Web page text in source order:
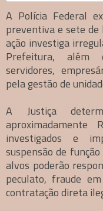
A Polícia Federal
preventiva e sete de
ação investiga
Prefeitura, além
servidores,
pela gestão de
A Justiça
investigados e
suspensão de
alvos poderão
peculato, fraude
contratação direta